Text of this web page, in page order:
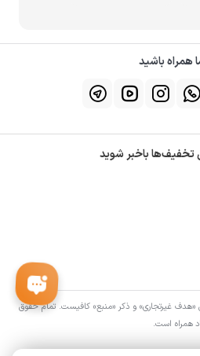
همراه باشید
تخفیف‌ها باخبر شوید
غیرتجاری» و ذکر «منبع» کافیست. تمام حقوق
همراه است.